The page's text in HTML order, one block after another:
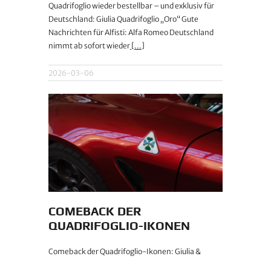
Quadrifoglio wieder bestellbar – und exklusiv für
Deutschland: Giulia Quadrifoglio „Oro“ Gute
Nachrichten für Alfisti: Alfa Romeo Deutschland
nimmt ab sofort wieder [...]
2026-03-06
COMEBACK DER
QUADRIFOGLIO-IKONEN
Comeback der Quadrifoglio-Ikonen: Giulia &